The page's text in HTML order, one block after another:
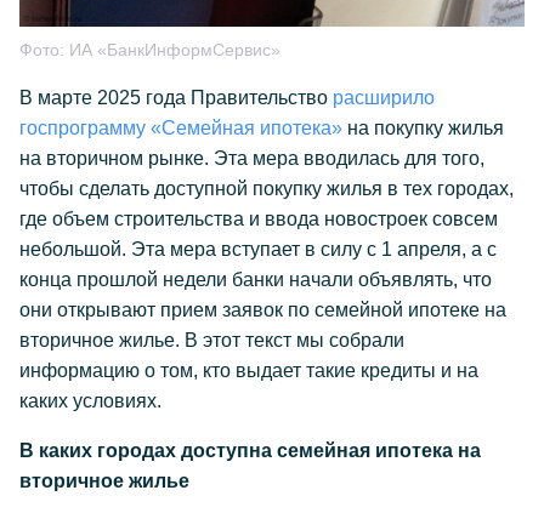
Фото: ИА «БанкИнформСервис»
В марте 2025 года Правительство расширило
госпрограмму «Семейная ипотека» на покупку жилья
на вторичном рынке. Эта мера вводилась для того,
чтобы сделать доступной покупку жилья в тех городах,
где объем строительства и ввода новостроек совсем
небольшой. Эта мера вступает в силу с 1 апреля, а с
конца прошлой недели банки начали объявлять, что
они открывают прием заявок по семейной ипотеке на
вторичное жилье. В этот текст мы собрали
информацию о том, кто выдает такие кредиты и на
каких условиях.
В каких городах доступна семейная ипотека на
вторичное жилье